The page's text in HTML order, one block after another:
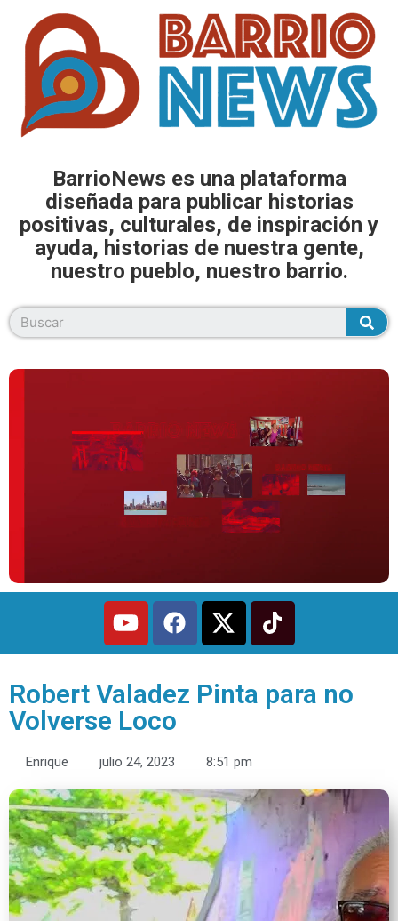
BarrioNews es una plataforma
diseñada para publicar historias
positivas, culturales, de inspiración y
ayuda, historias de nuestra gente,
nuestro pueblo, nuestro barrio.
Robert Valadez Pinta para no
Volverse Loco
Enrique julio 24, 2023 8:51 pm